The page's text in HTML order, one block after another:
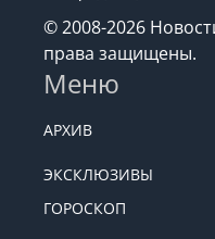
© 2008-2026
права защищены.
Меню
АРХИВ
ЭКСКЛЮЗИВЫ
ГОРОСКОП